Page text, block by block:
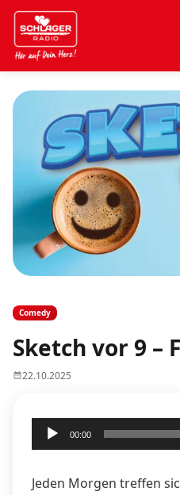
Comedy
Sketch vor 9 –
22.10.2025
Audio-
Player
00:00
Jeden Morgen treffen